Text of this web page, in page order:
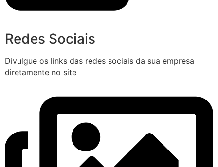
Redes Sociais
Divulgue os links das redes sociais da sua empresa
diretamente no site